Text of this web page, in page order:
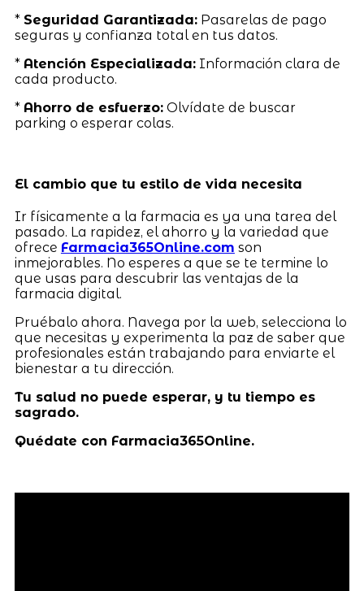
* Seguridad Garantizada:Pasarelas de pago
seguras y confianza total en tus datos.
* Atención Especializada:Información clara de
cada producto.
* Ahorro de esfuerzo:Olvídate de buscar
parking o esperar colas.
El cambio que tu estilo de vida necesita
Ir físicamente a la farmacia es ya una tarea del
pasado. La rapidez, el ahorro y la variedad que
ofrece Farmacia365Online.com son
inmejorables. No esperes a que se te termine lo
que usas para descubrir las ventajas de la
farmacia digital.
Pruébalo ahora. Navega por la web, selecciona lo
que necesitas y experimenta la paz de saber que
profesionales están trabajando para enviarte el
bienestar a tu dirección.
Tu salud no puede esperar, y tu tiempo es
sagrado.
Quédate con Farmacia365Online.